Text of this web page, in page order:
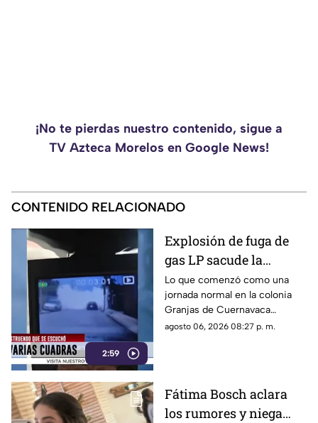
¡No te pierdas nuestro contenido, sigue a
TV Azteca Morelos en Google News!
CONTENIDO RELACIONADO
2:59
Explosión de fuga de
gas LP sacude la
colonia Las Granjas
Lo que comenzó como una
jornada normal en la colonia
Granjas de Cuernavaca
terminó en una movilización
agosto 06, 2026 08:27 p. m.
Fátima Bosch aclara
los rumores y niega